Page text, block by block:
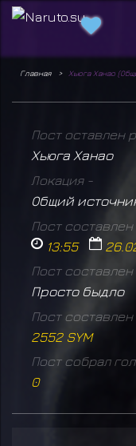
Главная
Хьюга Ханао
Пост оставлен
Хьюга Ханао
Локация -
Общий
Пост
13:55
Пост
Просто быдло
Пост
2552 SYM
Пост собрал
0